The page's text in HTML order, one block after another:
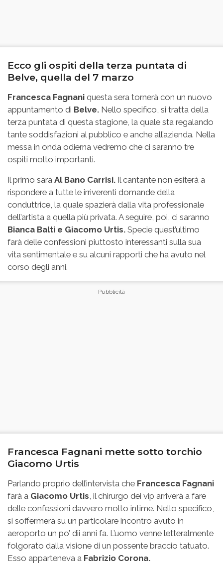
Ecco gli ospiti della terza puntata di
Belve, quella del 7 marzo
Francesca Fagnani questa sera tornerà con un nuovo
appuntamento di Belve. Nello specifico, si tratta della
terza puntata di questa stagione, la quale sta regalando
tante soddisfazioni al pubblico e anche all’azienda. Nella
messa in onda odierna vedremo che ci saranno tre
ospiti molto importanti.
Il primo sarà Al Bano Carrisi. Il cantante non esiterà a
rispondere a tutte le irriverenti domande della
conduttrice, la quale spazierà dalla vita professionale
dell’artista a quella più privata. A seguire, poi, ci saranno
Bianca Balti e Giacomo Urtis. Specie quest’ultimo
farà delle confessioni piuttosto interessanti sulla sua
vita sentimentale e su alcuni rapporti che ha avuto nel
corso degli anni.
Francesca Fagnani mette sotto torchio
Giacomo Urtis
Parlando proprio dell’intervista che Francesca Fagnani
farà a Giacomo Urtis , il chirurgo dei vip arriverà a fare
delle confessioni davvero molto intime. Nello specifico,
si soffermerà su un particolare incontro avuto in
aeroporto un po’ dii anni fa. L’uomo venne letteralmente
folgorato dalla visione di un possente braccio tatuato.
Esso apparteneva a Fabrizio Corona.